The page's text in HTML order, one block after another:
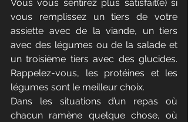
Vous vous sentirez plus satisfait(e) si
vous remplissez un tiers de votre
assiette avec de la viande, un tiers
avec des légumes ou de la salade et
un troisième tiers avec des glucides.
Rappelez-vous, les protéines et les
légumes sont le meilleur choix.
Dans les situations d’un repas où
chacun ramène quelque chose, où